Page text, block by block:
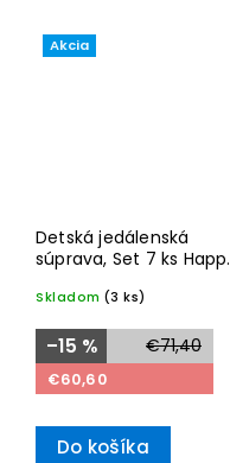
Akcia
Detská jedálenská
súprava, Set 7 ks
Boch
Skladom (3 ks)
€71,40
–15 %
€60,60
Do košíka